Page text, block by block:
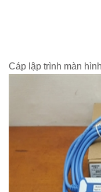
Cáp lập trình màn